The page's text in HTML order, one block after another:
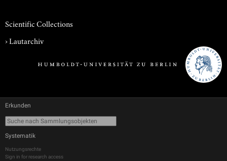
Scientific Collections
›Lautarchiv
Erkunden
Systematik
Nutzungsrechte
Sign in for research access